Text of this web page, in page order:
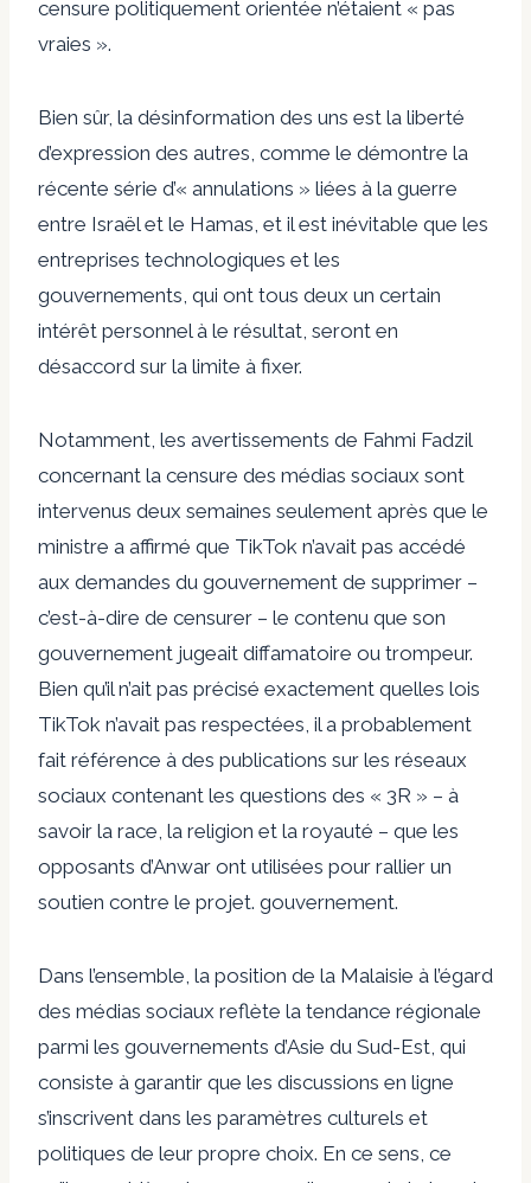
censure politiquement orientée n’étaient « pas
vraies ».
Bien sûr, la désinformation des uns est la liberté
d’expression des autres, comme le démontre la
récente série d’« annulations » liées à la guerre
entre Israël et le Hamas, et il est inévitable que les
entreprises technologiques et les
gouvernements, qui ont tous deux un certain
intérêt personnel à le résultat, seront en
désaccord sur la limite à fixer.
Notamment, les avertissements de Fahmi Fadzil
concernant la censure des médias sociaux sont
intervenus deux semaines seulement après que le
ministre a affirmé que TikTok n’avait pas accédé
aux demandes du gouvernement de supprimer –
c’est-à-dire de censurer – le contenu que son
gouvernement jugeait diffamatoire ou trompeur.
Bien qu’il n’ait pas précisé exactement quelles lois
TikTok n’avait pas respectées, il a probablement
fait référence à des publications sur les réseaux
sociaux contenant les questions des « 3R » – à
savoir la race, la religion et la royauté – que les
opposants d’Anwar ont utilisées pour rallier un
soutien contre le projet. gouvernement.
Dans l’ensemble, la position de la Malaisie à l’égard
des médias sociaux reflète la tendance régionale
parmi les gouvernements d’Asie du Sud-Est, qui
consiste à garantir que les discussions en ligne
s’inscrivent dans les paramètres culturels et
politiques de leur propre choix. En ce sens, ce